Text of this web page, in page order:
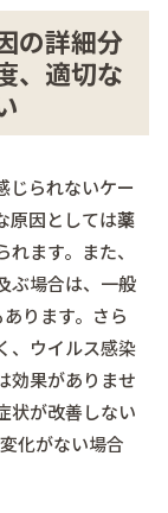
の詳細分
、適切な
じられないケー
原因としては薬
れます。また、
ぶ場合は、一般
ります。さら
、ウイルス感染
効果がありませ
状が改善しない
化がない場合